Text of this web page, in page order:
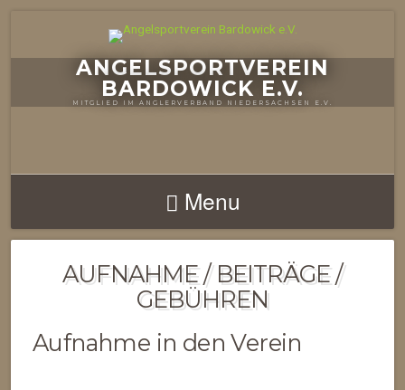
ANGELSPORTVEREIN
BARDOWICK E.V.
MITGLIED IM ANGLERVERBAND NIEDERSACHSEN E.V.
Menu
AUFNAHME / BEITRÄGE /
GEBÜHREN
Aufnahme in den Verein